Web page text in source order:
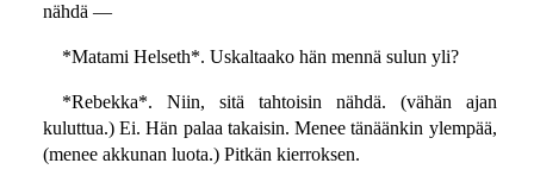
nähdä —
*Matami Helseth*. Uskaltaako hän mennä sulun yli?
*Rebekka*. Niin, sitä tahtoisin nähdä. (vähän ajan
kuluttua.) Ei. Hän palaa takaisin. Menee tänäänkin ylempää,
(menee akkunan luota.) Pitkän kierroksen.